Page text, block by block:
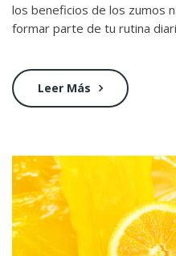
los beneficios de los zumos
formar parte de tu rutina
Leer Más